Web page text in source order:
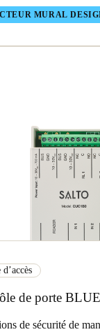
MURAL
de porte
de sécurité de